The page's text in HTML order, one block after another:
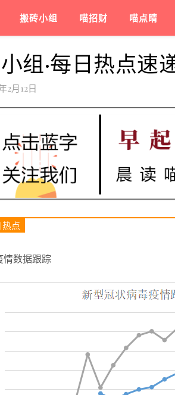
搬砖小组 喵招财 喵点睛
小组·每日热点速
2月12日
点
情数据跟踪